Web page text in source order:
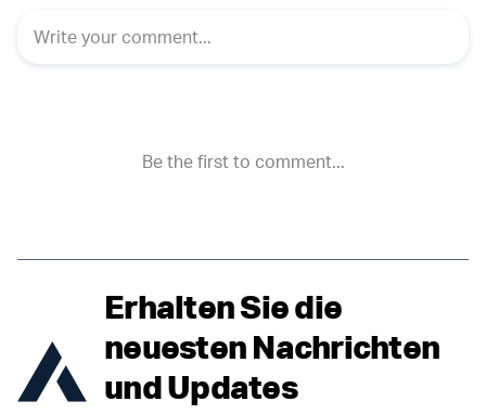
Erhalten Sie die
neuesten Nachrichten
und Updates